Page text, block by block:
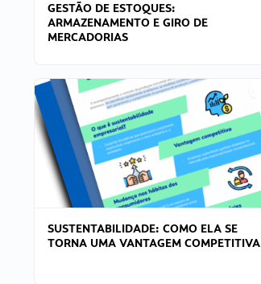
GESTÃO DE ESTOQUES:
ARMAZENAMENTO E GIRO DE
MERCADORIAS
SUSTENTABILIDADE: COMO ELA SE
TORNA UMA VANTAGEM COMPETITIVA